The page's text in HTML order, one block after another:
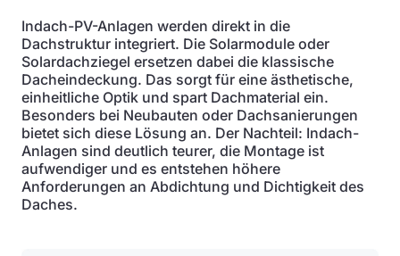
Indach-PV-Anlagen werden direkt in die
Dachstruktur integriert. Die Solarmodule oder
Solardachziegel ersetzen dabei die klassische
Dacheindeckung. Das sorgt für eine ästhetische,
einheitliche Optik und spart Dachmaterial ein.
Besonders bei Neubauten oder Dachsanierungen
bietet sich diese Lösung an. Der Nachteil: Indach-
Anlagen sind deutlich teurer, die Montage ist
aufwendiger und es entstehen höhere
Anforderungen an Abdichtung und Dichtigkeit des
Daches.